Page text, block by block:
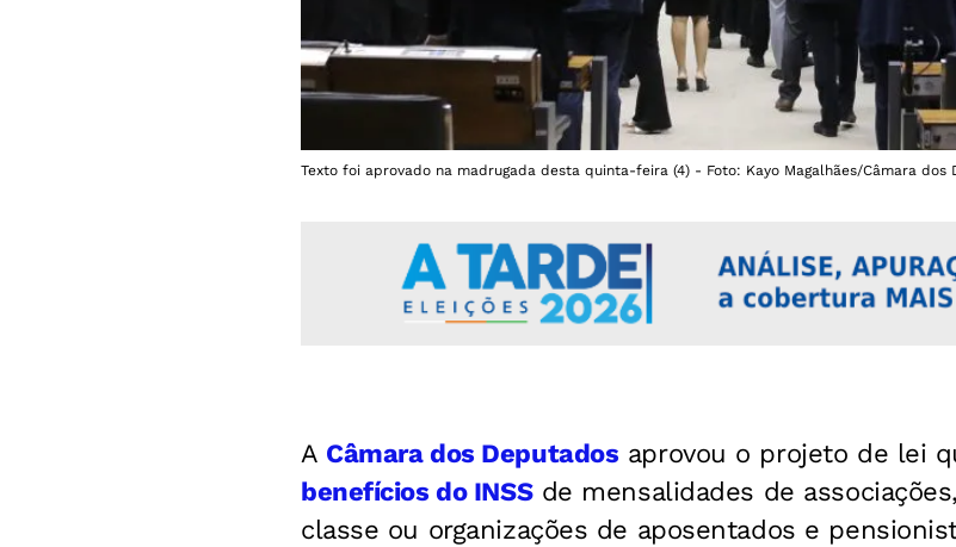
Texto foi aprovado na madrugada desta quinta-feira (4) - Foto: Kayo Magalhães/Câmara dos
A Câmara dos Deputados aprovou o projeto de lei
benefícios do INSSde mensalidades de
classe ou organizações de aposentados e